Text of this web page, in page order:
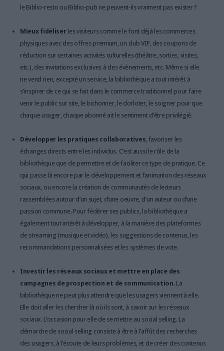
le Biblio-resto ou Biblio-pub ne peuvent-ils vraiment pas exister ?
Mieux fidéliserles visiteurs comme le font déjà les commerces
physiques avec des offres premium, un club VIP, des coupons de
réduction sur certaines activités culturelles (théâtre, sorties, visites,
etc.), des invitations exclusives à des évènements, etc. Même si elle
ne vend rien, excepté un service, la bibliothèque a tout intérêt à
s’inspirer de ce qui se fait dans le commerce traditionnel pour faire
venir le public sur site, le bichonner, le dorloter, le soigner pour que
chaque usager, chaque abonné ait le sentiment d’être privilégié.
Développer les pratiques collaboratives, favoriser les
échanges directs entre les individus. C’est aussi le rôle de la
bibliothèque que de permettre et de faciliter ce type de pratique. Ce
qui passe là encore par le développement et l’animation des réseaux
sociaux, ou encore la création de communautés de lecteurs
rassemblées autour d’un sujet, d’une oeuvre, d’un auteur ou d’une
passion commune. Pour fédérer ses publics, la bibliothèque a
également tout intérêt à développer, à la manière des plateformes
de streaming (musique et vidéo), les suggestions de contenus, les
recommandations personnalisées et les systèmes de vote.
Investir les réseaux sociaux et mettre en place des
campagnes de prospection et de communication. La
bibliothèque ne peut plus attendre que les usagers viennent à elle.
Elle doit aller les chercher là où ils sont, à savoir sur les réseaux
sociaux. L’occasion pour elle de se mettre au social selling. La
démarche de social selling consiste à être à l’affût des recherches
des usagers, à l’écoute de leurs problèmes, et de créer des contenus